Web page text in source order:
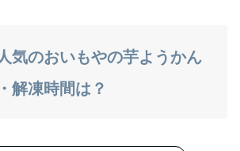
気のおいもやの芋ようかん
解凍時間は？